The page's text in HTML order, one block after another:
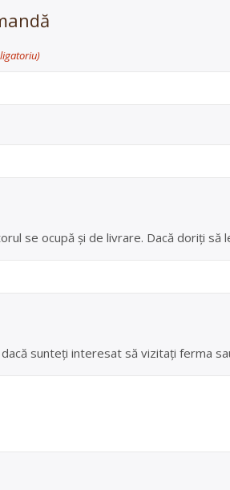
se ocupă și de livrare. Dacă doriți
sunteți interesat să vizitați ferma